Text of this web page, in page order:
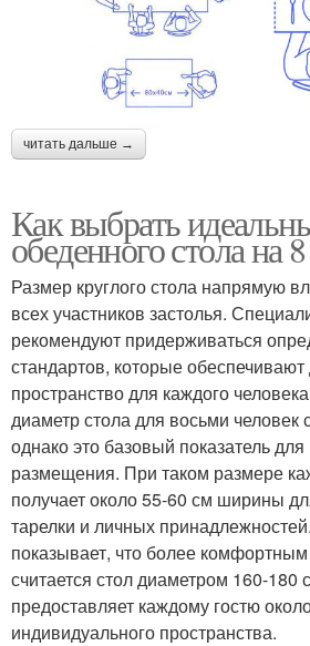
читать дальше →
Как выбрать
обеденного стола на
Размер круглого стола напрямую
всех участников застолья.
рекомендуют придерживаться
стандартов, которые
пространство для каждого
диаметр стола для восьми человек
однако это базовый показатель для
размещения. При таком размере
получает около 55-60 см ширины
тарелки и личных
показывает, что более
считается стол диаметром 160-180
предоставляет каждому гостю
индивидуального пространства.